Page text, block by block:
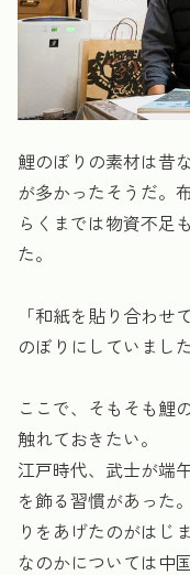
鯉のぼりの素材は昔
が多かったそうだ。
らくまでは物資不足
た。
「和紙を貼り合わ
のぼりにしていまし
ここで、そもそも鯉
触れておきたい。
江戸時代、武士が端
を飾る習慣があった
りをあげたのがはじ
なのかについては中